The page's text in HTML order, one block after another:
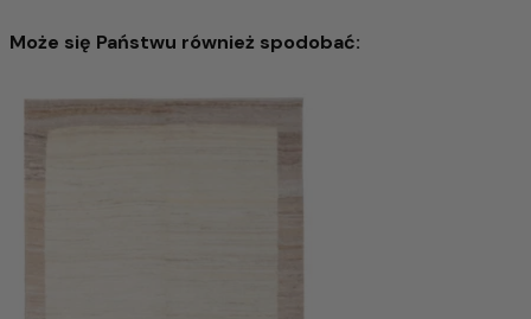
Może się Państwu również spodobać: